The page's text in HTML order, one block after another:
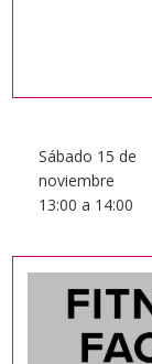
Sábado 15 de
noviembre
13:00 a 14:00